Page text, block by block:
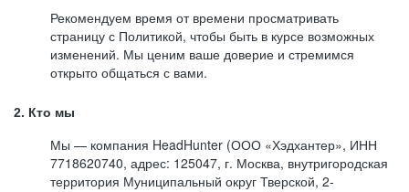
Рекомендуем время от времени просматривать
страницу с Политикой, чтобы быть в курсе возможных
изменений. Мы ценим ваше доверие и стремимся
открыто общаться с вами.
2. Кто мы
Мы — компания HeadHunter (ООО «Хэдхантер», ИНН
7718620740, адрес: 125047, г. Москва, внутригородская
территория Муниципальный округ Тверской, 2-